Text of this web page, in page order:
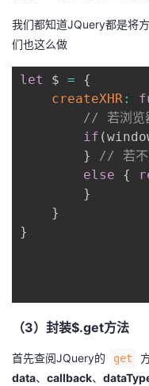
我们都知道JQuery都是将
们也这么做
let $ =
{
createXHR:
// 若浏览
if (
}
// 若不
else
{
}
}
}
（3）封装$.get方法
首先查阅JQuery的 get
data、 callback、